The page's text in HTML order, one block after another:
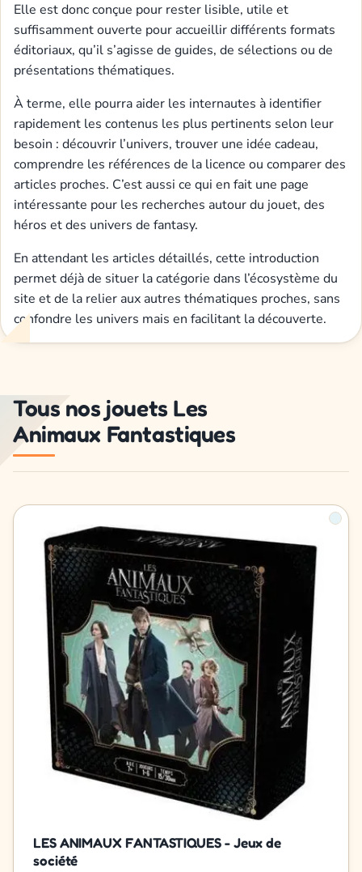
Elle est donc conçue pour rester lisible, utile et
suffisamment ouverte pour accueillir différents formats
éditoriaux, qu’il s’agisse de guides, de sélections ou de
présentations thématiques.
À terme, elle pourra aider les internautes à identifier
rapidement les contenus les plus pertinents selon leur
besoin : découvrir l’univers, trouver une idée cadeau,
comprendre les références de la licence ou comparer des
articles proches. C’est aussi ce qui en fait une page
intéressante pour les recherches autour du jouet, des
héros et des univers de fantasy.
En attendant les articles détaillés, cette introduction
permet déjà de situer la catégorie dans l’écosystème du
site et de la relier aux autres thématiques proches, sans
confondre les univers mais en facilitant la découverte.
Tous nos jouets Les
Animaux Fantastiques
LES ANIMAUX FANTASTIQUES - Jeux de
société